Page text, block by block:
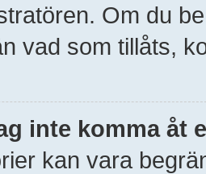
Om du
vad som tillåts,
inte komma åt
kan vara